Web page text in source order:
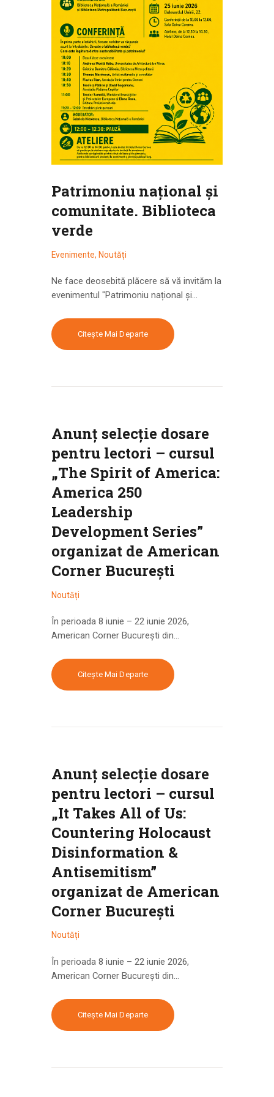
Patrimoniu național și
comunitate. Biblioteca
verde
Evenimente, Noutăți
Ne face deosebită plăcere să vă invităm la
evenimentul "Patrimoniu național și…
Citește Mai Departe
Anunț selecție dosare
pentru lectori – cursul
„The Spirit of America:
America 250
Leadership
Development Series”
organizat de American
Corner București
Noutăți
În perioada 8 iunie – 22 iunie 2026,
American Corner București din…
Citește Mai Departe
Anunț selecție dosare
pentru lectori – cursul
„It Takes All of Us:
Countering Holocaust
Disinformation &
Antisemitism”
organizat de American
Corner București
Noutăți
În perioada 8 iunie – 22 iunie 2026,
American Corner București din…
Citește Mai Departe